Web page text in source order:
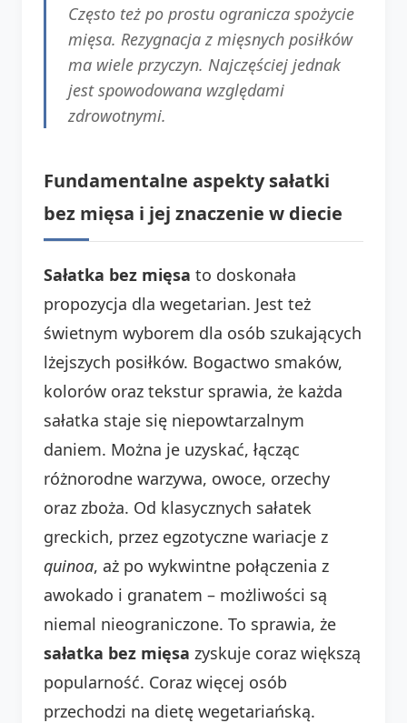
Często też po prostu ogranicza spożycie
mięsa. Rezygnacja z mięsnych posiłków
ma wiele przyczyn. Najczęściej jednak
jest spowodowana względami
zdrowotnymi.
Fundamentalne aspekty sałatki
bez mięsa i jej znaczenie w diecie
Sałatka bez mięsa to doskonała
propozycja dla wegetarian. Jest też
świetnym wyborem dla osób szukających
lżejszych posiłków. Bogactwo smaków,
kolorów oraz tekstur sprawia, że każda
sałatka staje się niepowtarzalnym
daniem. Można je uzyskać, łącząc
różnorodne warzywa, owoce, orzechy
oraz zboża. Od klasycznych sałatek
greckich, przez egzotyczne wariacje z
quinoa, aż po wykwintne połączenia z
awokado i granatem – możliwości są
niemal nieograniczone. To sprawia, że
sałatka bez mięsa zyskuje coraz większą
popularność. Coraz więcej osób
przechodzi na dietę wegetariańską.